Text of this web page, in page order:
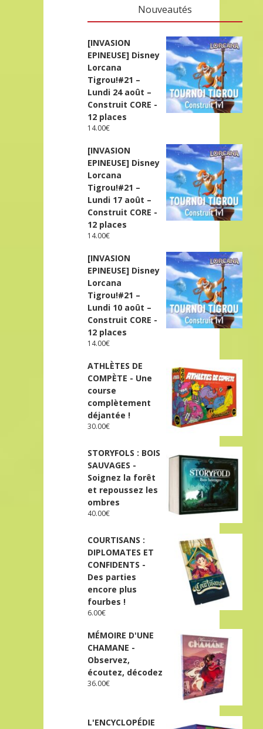
Nouveautés
[INVASION
EPINEUSE] Disney
Lorcana
Tigrou!#21 –
Lundi 24 août –
Construit CORE -
12 places
14.00€
[INVASION
EPINEUSE] Disney
Lorcana
Tigrou!#21 –
Lundi 17 août –
Construit CORE -
12 places
14.00€
[INVASION
EPINEUSE] Disney
Lorcana
Tigrou!#21 –
Lundi 10 août –
Construit CORE -
12 places
14.00€
ATHLÈTES DE
COMPÈTE - Une
course
complètement
déjantée !
30.00€
STORYFOLS : BOIS
SAUVAGES -
Soignez la forêt
et repoussez les
ombres
40.00€
COURTISANS :
DIPLOMATES ET
CONFIDENTS -
Des parties
encore plus
fourbes !
6.00€
MÉMOIRE D'UNE
CHAMANE -
Observez,
écoutez, décodez
36.00€
L'ENCYCLOPÉDIE